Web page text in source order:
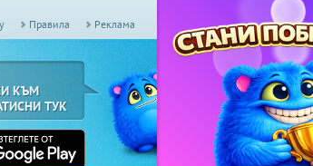
Правила Реклама
КЪМ
ТУК